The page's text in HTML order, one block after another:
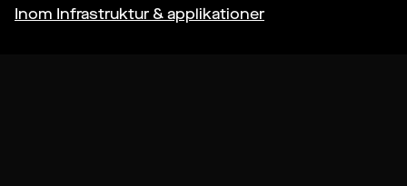
Inom Infrastruktur & applikationer